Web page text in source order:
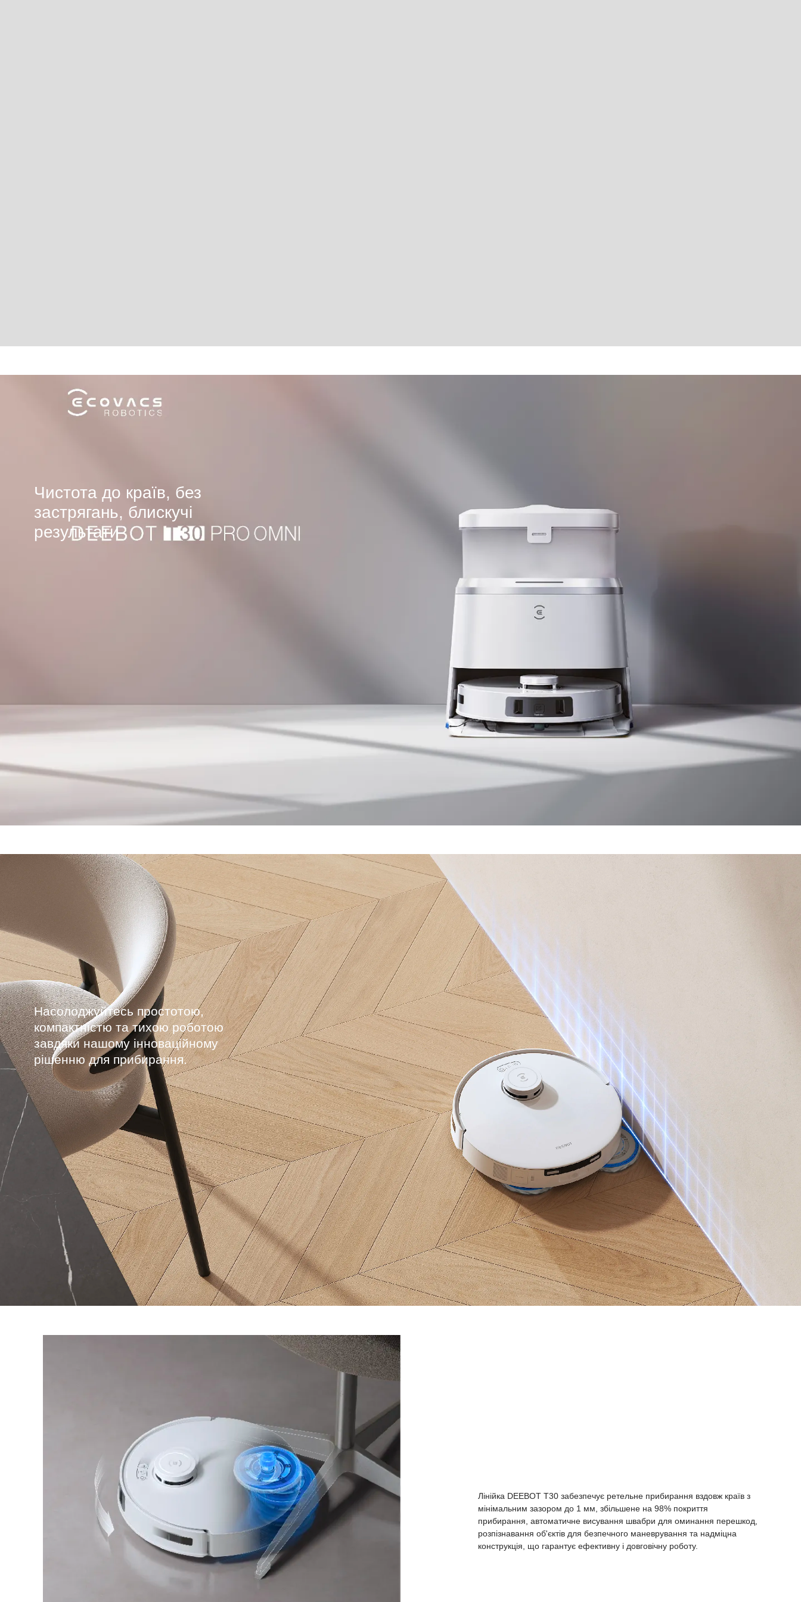
Чистота до країв, без
застрягань, блискучі
результати
Насолоджуйтесь простотою,
компактністю та тихою роботою
завдяки нашому інноваційному
рішенню для прибирання.
Лінійка DEEBOT T30 забезпечує ретельне прибирання вздовж країв з
мінімальним зазором до 1 мм, збільшене на 98% покриття
прибирання, автоматичне висування швабри для оминання перешкод,
розпізнавання об'єктів для безпечного маневрування та надміцна
конструкція, що гарантує ефективну і довговічну роботу.